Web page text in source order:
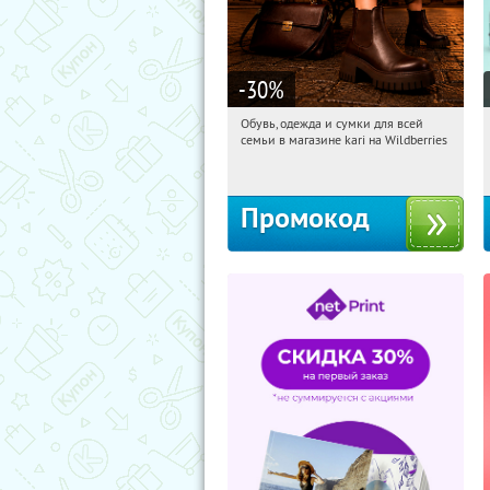
-30%
10:23:40 Получили:
Обувь, одежда и сумки для всей
семьи в магазине kari на Wildberries
Промокод